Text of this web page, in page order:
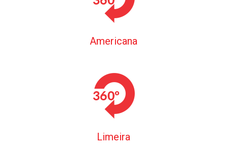
Americana
Limeira